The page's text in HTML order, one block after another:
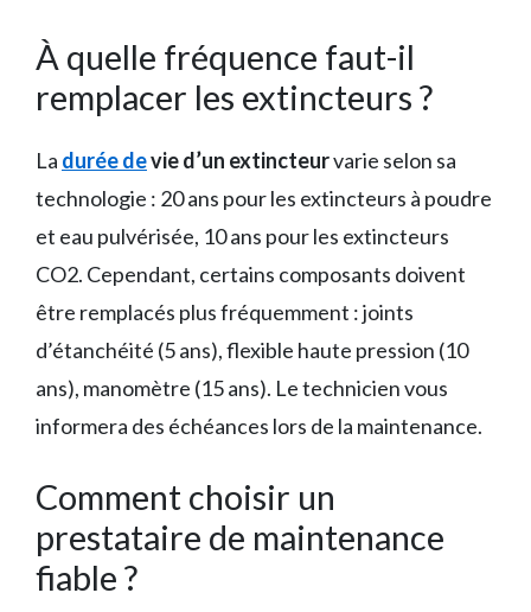
À quelle fréquence faut-il
remplacer les extincteurs ?
La durée devie d’un extincteurvarie selon sa
technologie : 20 ans pour les extincteurs à poudre
et eau pulvérisée, 10 ans pour les extincteurs
CO2. Cependant, certains composants doivent
être remplacés plus fréquemment : joints
d’étanchéité (5 ans), flexible haute pression (10
ans), manomètre (15 ans). Le technicien vous
informera des échéances lors de la maintenance.
Comment choisir un
prestataire de maintenance
fiable ?